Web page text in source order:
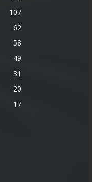
107
62
58
49
31
20
17